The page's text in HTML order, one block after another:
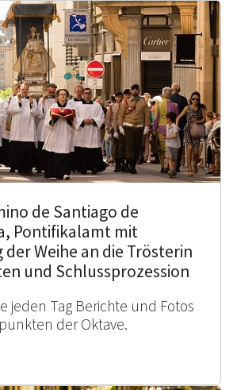
de Santiago de
Pontifikalamt mit
der Weihe an die Trösterin
und Schlussprozession
jeden Tag Berichte und Fotos
der Oktave.